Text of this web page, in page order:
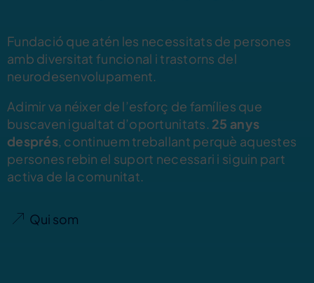
Fundació que atén les necessitats de persones
amb diversitat funcional i trastorns del
neurodesenvolupament.
Adimir va néixer de l’esforç de famílies que
buscaven igualtat d’oportunitats. 25 anys
després, continuem treballant perquè aquestes
persones rebin el suport necessari i siguin part
activa de la comunitat.
Qui som